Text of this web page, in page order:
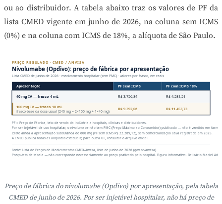
ou ao distribuidor. A tabela abaixo traz os valores de PF da
lista CMED vigente em junho de 2026, na coluna sem ICMS
(0%) e na coluna com ICMS de 18%, a alíquota de São Paulo.
PREÇO REGULADO · CMED / ANVISA
Nivolumabe (Opdivo): preço de fábrica por apresentação
Lista CMED de junho de 2026 · medicamento hospitalar (sem PMC) · valores por frasco, em reais
Apresentação PF sem ICMS PF com ICMS 18%
40 mg IV — frasco 4 mL R$ 3.756,84 R$ 4.581,51
100 mg IV — frasco 10 mL
frasco-base da dose usual (240 mg = 2×100 mg + 1×40 mg)
R$ 9.392,06 R$ 11.453,73
PF = Preço de Fábrica, teto de venda da indústria a hospitais, clínicas e distribuidores.
Por ser injetável de uso hospitalar, o nivolumabe não tem PMC (Preço Máximo ao Consumidor) publicado — não é vendido em
Existe ainda a apresentação subcutânea de 600 mg (PF sem ICMS R$ 22.289,12), sem comercialização ativa registrada em 2025.
A CMED publica todas as alíquotas estaduais; para outra UF, consultar o arquivo oficial.
Fonte: Lista de Preços de Medicamentos CMED/Anvisa, lista de junho de 2026 (gov.br/anvisa).
Preço-teto de tabela — não corresponde necessariamente ao preço praticado pelo hospital. Figura informativa. Belisário Maciel
Preço de fábrica do nivolumabe (Opdivo) por apresentação, pela tabela
CMED de junho de 2026. Por ser injetável hospitalar, não há preço de